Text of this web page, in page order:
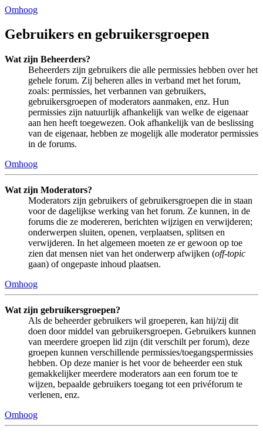
Omhoog
Gebruikers en gebruikersgroepen
Wat zijn Beheerders?
Beheerders zijn gebruikers die alle permissies hebben over het
gehele forum. Zij beheren alles in verband met het forum,
zoals: permissies, het verbannen van gebruikers,
gebruikersgroepen of moderators aanmaken, enz. Hun
permissies zijn natuurlijk afhankelijk van welke de eigenaar
aan hen heeft toegewezen. Ook afhankelijk van de beslissing
van de eigenaar, hebben ze mogelijk alle moderator permissies
in de forums.
Omhoog
Wat zijn Moderators?
Moderators zijn gebruikers of gebruikersgroepen die in staan
voor de dagelijkse werking van het forum. Ze kunnen, in de
forums die ze modereren, berichten wijzigen en verwijderen;
onderwerpen sluiten, openen, verplaatsen, splitsen en
verwijderen. In het algemeen moeten ze er gewoon op toe
zien dat mensen niet van het onderwerp afwijken (off-topic
gaan) of ongepaste inhoud plaatsen.
Omhoog
Wat zijn gebruikersgroepen?
Als de beheerder gebruikers wil groeperen, kan hij/zij dit
doen door middel van gebruikersgroepen. Gebruikers kunnen
van meerdere groepen lid zijn (dit verschilt per forum), deze
groepen kunnen verschillende permissies/toegangspermissies
hebben. Op deze manier is het voor de beheerder een stuk
gemakkelijker meerdere moderators aan een forum toe te
wijzen, bepaalde gebruikers toegang tot een privéforum te
verlenen, enz.
Omhoog